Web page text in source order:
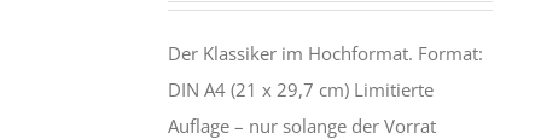
Der Klassiker im Hochformat. Format:
DIN A4 (21 x 29,7 cm) Limitierte
Auflage – nur solange der Vorrat